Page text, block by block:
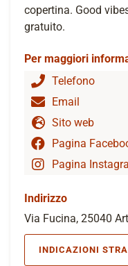
copertina. Good
gratuito.
Per maggiori
Telefono
Email
Sito web
Pagina
Pagina
Indirizzo
Via Fucina, 25040
INDICAZIONI